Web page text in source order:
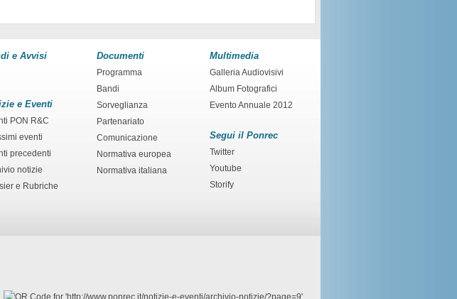
e Avvisi
e Eventi
PON R&C
eventi
precedenti
notizie
e Rubriche
Documenti
Programma
Bandi
Sorveglianza
Partenariato
Comunicazione
Normativa europea
Normativa italiana
Multimedia
Galleria Audiovisivi
Album Fotografici
Evento Annuale 2012
Segui il Ponrec
Twitter
Youtube
Storify